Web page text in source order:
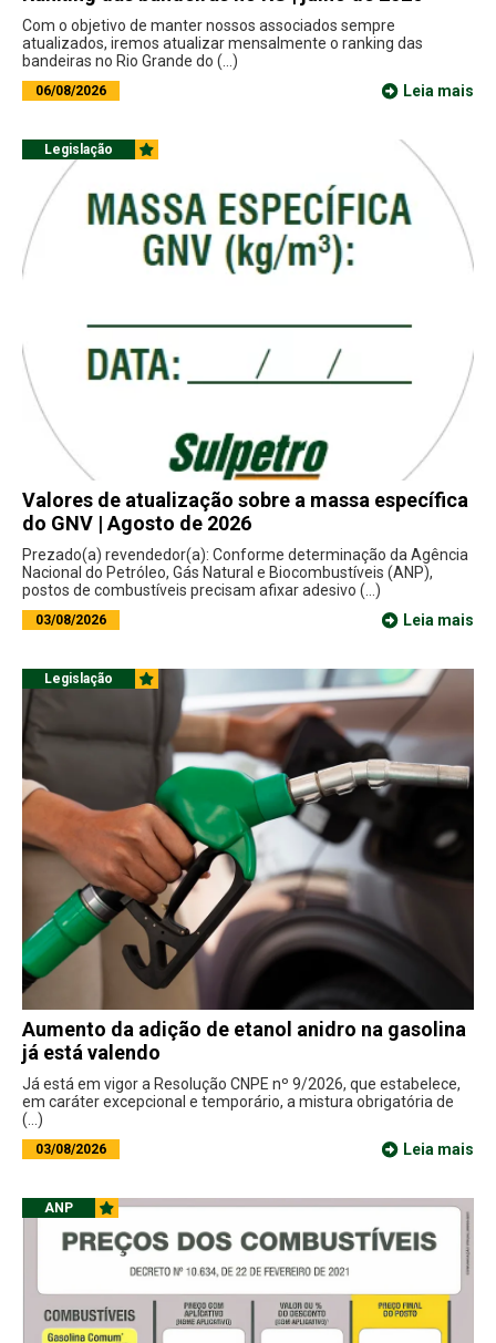
Com o objetivo de manter nossos associados sempre
atualizados, iremos atualizar mensalmente o ranking das
bandeiras no Rio Grande do (...)
06/08/2026 Leia mais
Legislação
Valores de atualização sobre a massa específica
do GNV | Agosto de 2026
Prezado(a) revendedor(a): Conforme determinação da Agência
Nacional do Petróleo, Gás Natural e Biocombustíveis (ANP),
postos de combustíveis precisam afixar adesivo (...)
03/08/2026 Leia mais
Legislação
Aumento da adição de etanol anidro na gasolina
já está valendo
Já está em vigor a Resolução CNPE nº 9/2026, que estabelece,
em caráter excepcional e temporário, a mistura obrigatória de
(...)
03/08/2026 Leia mais
ANP